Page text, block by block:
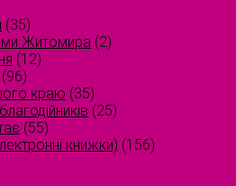
(35)
Житомира (2)
(12)
(96)
краю (35)
(25)
(55)
книжки) (156)